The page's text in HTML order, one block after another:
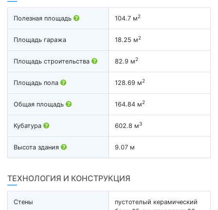
Полезная площадь 104.7 м2
Площадь гаража 18.25 м2
Площадь строительства 82.9 м2
Площадь пола 128.69 м2
Общая площадь 164.84 м2
Кубатура 602.8 м3
Высота здания 9.07 м
ТЕХНОЛОГИЯ И КОНСТРУКЦИЯ
Стены
пустотелый керамический